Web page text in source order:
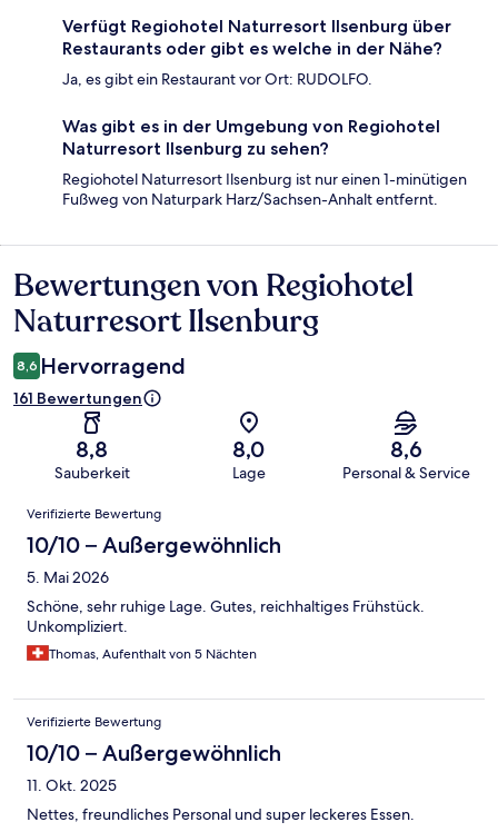
Verfügt Regiohotel Naturresort Ilsenburg über
Restaurants oder gibt es welche in der Nähe?
Ja, es gibt ein Restaurant vor Ort: RUDOLFO.
Was gibt es in der Umgebung von Regiohotel
Naturresort Ilsenburg zu sehen?
Regiohotel Naturresort Ilsenburg ist nur einen 1-minütigen
Fußweg von Naturpark Harz/Sachsen-Anhalt entfernt.
Bewertungen
Bewertungen von Regiohotel
Naturresort Ilsenburg
8,6 Hervorragend
161 Bewertungen
8,8
Sauberkeit
8,0
Lage
8,6
Personal & Service
Bewertungen
Verifizierte Bewertung
10/10 – Außergewöhnlich
5. Mai 2026
Schöne, sehr ruhige Lage. Gutes, reichhaltiges Frühstück.
Unkompliziert.
Thomas, Aufenthalt von 5 Nächten
Verifizierte Bewertung
10/10 – Außergewöhnlich
11. Okt. 2025
Nettes, freundliches Personal und super leckeres Essen.